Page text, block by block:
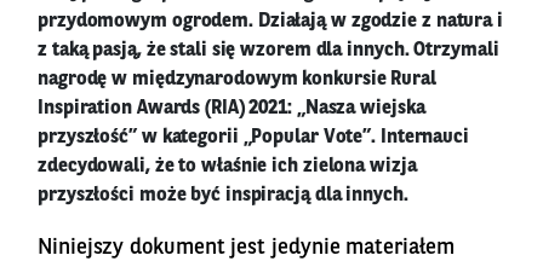
przydomowym ogrodem. Działają w zgodzie z natura i
z taką pasją, że stali się wzorem dla innych. Otrzymali
nagrodę w międzynarodowym konkursie Rural
Inspiration Awards (RIA) 2021: „Nasza wiejska
przyszłość” w kategorii „Popular Vote”. Internauci
zdecydowali, że to właśnie ich zielona wizja
przyszłości może być inspiracją dla innych.
Niniejszy dokument jest jedynie materiałem